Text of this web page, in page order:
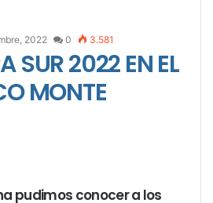
2022 0 3.581
SUR 2022 EN EL
MONTE
pudimos conocer a los